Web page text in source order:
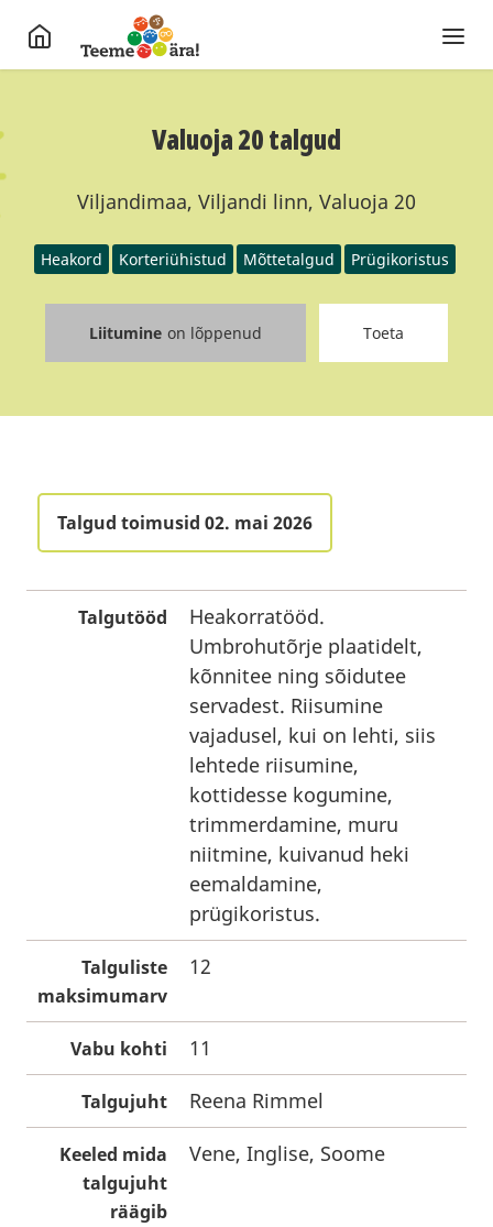
Valuoja 20 talgud
Viljandimaa, Viljandi linn, Valuoja 20
Heakord Korteriühistud Mõttetalgud Prügikoristus
Liitumine on lõppenud Toeta
Talgud toimusid 02. mai 2026
Talgutööd
Heakorratööd.
Umbrohutõrje plaatidelt,
kõnnitee ning sõidutee
servadest. Riisumine
vajadusel, kui on lehti, siis
lehtede riisumine,
kottidesse kogumine,
trimmerdamine, muru
niitmine, kuivanud heki
eemaldamine,
prügikoristus.
Talguliste
maksimumarv
12
Vabu kohti 11
Talgujuht Reena Rimmel
Keeled mida
talgujuht
räägib
Vene, Inglise, Soome